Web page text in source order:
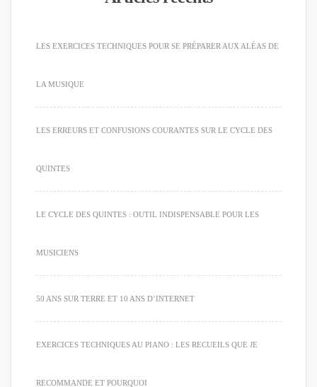
LES EXERCICES TECHNIQUES POUR SE PRÉPARER AUX ALÉAS DE
LA MUSIQUE
LES ERREURS ET CONFUSIONS COURANTES SUR LE CYCLE DES
QUINTES
LE CYCLE DES QUINTES : OUTIL INDISPENSABLE POUR LES
MUSICIENS
50 ANS SUR TERRE ET 10 ANS D’INTERNET
EXERCICES TECHNIQUES AU PIANO : LES RECUEILS QUE JE
RECOMMANDE ET POURQUOI